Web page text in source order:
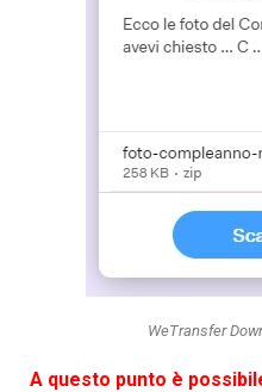
WeTransfer
A questo punto è